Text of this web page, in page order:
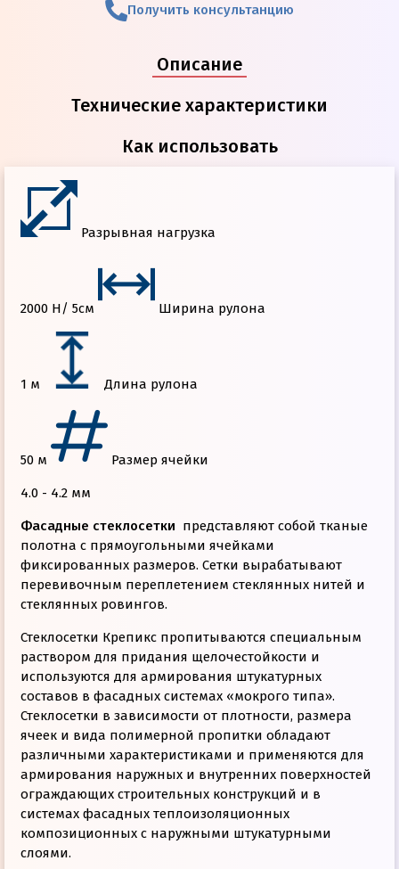
Получить консультанцию
Описание
Технические характеристики
Как использовать
Разрывная нагрузка
2000 Н/ 5см Ширина рулона
1 м Длина рулона
50 м Размер ячейки
4.0 - 4.2 мм
Фасадные стеклосетки представляют собой тканые
полотна с прямоугольными ячейками
фиксированных размеров. Сетки вырабатывают
перевивочным переплетением стеклянных нитей и
стеклянных ровингов.
Стеклосетки Крепикс пропитываются специальным
раствором для придания щелочестойкости и
используются для армирования штукатурных
составов в фасадных системах «мокрого типа».
Стеклосетки в зависимости от плотности, размера
ячеек и вида полимерной пропитки обладают
различными характеристиками и применяются для
армирования наружных и внутренних поверхностей
ограждающих строительных конструкций и в
системах фасадных теплоизоляционных
композиционных с наружными штукатурными
слоями.